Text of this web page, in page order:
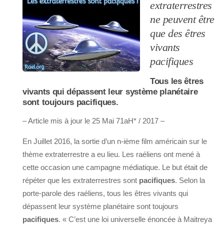
extraterrestres
ne peuvent être
que des êtres
vivants
pacifiques
Tous les êtres
vivants qui dépassent leur système planétaire
sont toujours pacifiques.
– Article mis à jour le 25 Mai 71aH* / 2017 –
En Juillet 2016, la sortie d’un n-ième film américain sur le
thème extraterrestre a eu lieu. Les raéliens ont mené à
cette occasion une campagne médiatique. Le but était de
répéter que les extraterrestres sont pacifiques. Selon la
porte-parole des raéliens, tous les êtres vivants qui
dépassent leur système planétaire sont toujours
pacifiques. « C’est une loi universelle énoncée à Maitreya